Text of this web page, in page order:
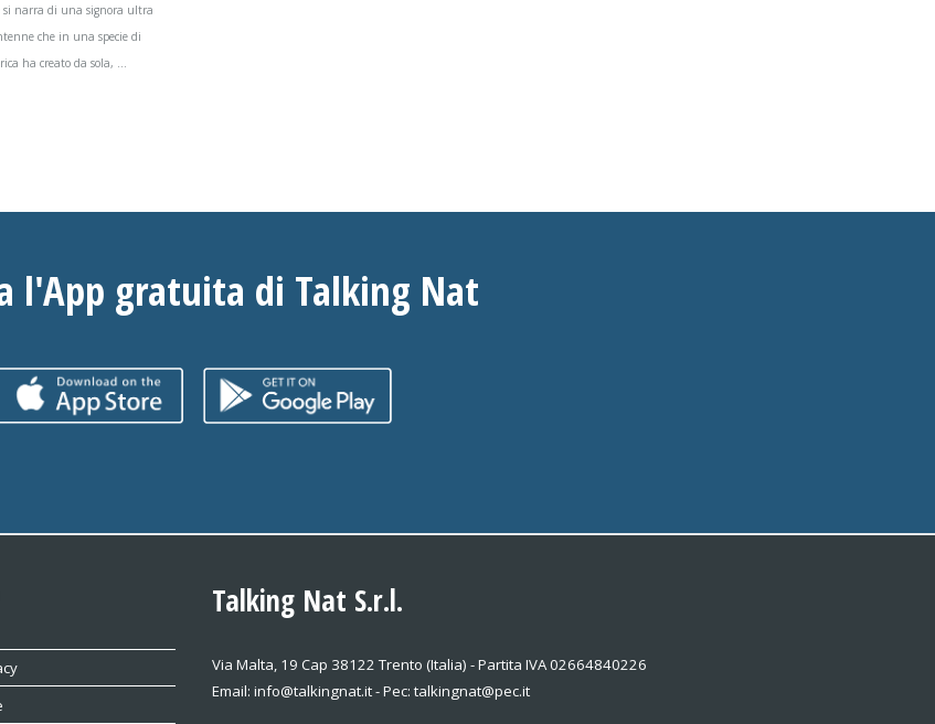
si narra di una signora ultra
che in una specie di
ha creato da sola, ...
l'App gratuita di Talking Nat
Talking Nat S.r.l.
Via Malta, 19 Cap 38122 Trento (Italia) - Partita IVA 02664840226
Email: info@talkingnat.it - Pec: talkingnat@pec.it